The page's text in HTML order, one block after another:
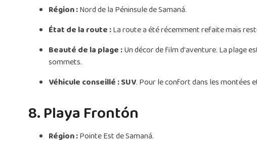
Région :Nord de la Péninsule de Samaná.
État de la route :La route a été récemment refaite mais
Beauté de la plage :Un décor de film d'aventure. La plage
sommets.
Véhicule conseillé :SUV. Pour le confort dans les montées
8. Playa Frontón
Région :Pointe Est de Samaná.